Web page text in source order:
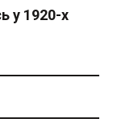
у 1920-х